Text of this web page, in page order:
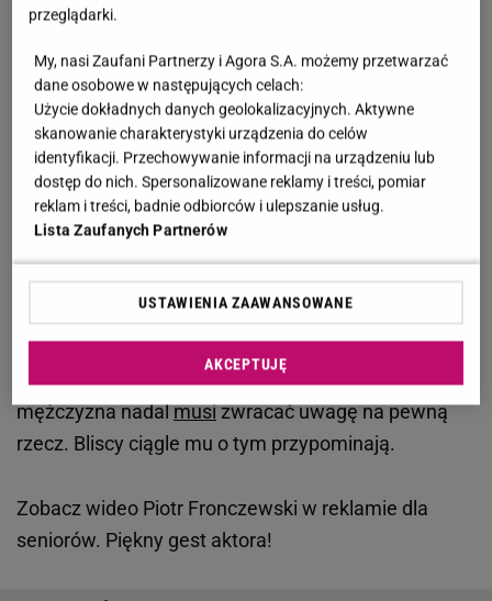
Piotr Fronczewski
zmierzyć z poważnymi problemami zdrowotnymi. W
2018 roku aktor przeszedł kolejną operację
serca. Wszystko przez arytmię, z którą zmaga się od
lat. Na tym "przygody" z lekarzami się nie skończyły.
Kolejny razPiotr Fronczewskimusiał trafić na stół
operacyjny w związku z wszczepieniem
zaczął miewać problemy z biodrem, które w
pewnym momencie nasiliły się do tego stopnia, że
konieczna była operacja. Teraz sytuacja zdrowotna
Piotra Fronczewskiegosię polepszyła, ale
mężczyzna nadalmusizwracać uwagę na pewną
rzecz. Bliscy ciągle mu o tym przypominają.
Zobacz wideo Piotr Fronczewski w reklamie dla
seniorów. Piękny gest aktora!
przeglądarki.
My, nasi Zaufani Partnerzy i Agora S.A. możemy przetwarzać
dane osobowe w następujących celach:
Użycie dokładnych danych geolokalizacyjnych. Aktywne
skanowanie charakterystyki urządzenia do celów
identyfikacji. Przechowywanie informacji na urządzeniu lub
dostęp do nich. Spersonalizowane reklamy i treści, pomiar
reklam i treści, badnie odbiorców i ulepszanie usług.
Lista Zaufanych Partnerów
USTAWIENIA ZAAWANSOWANE
AKCEPTUJĘ